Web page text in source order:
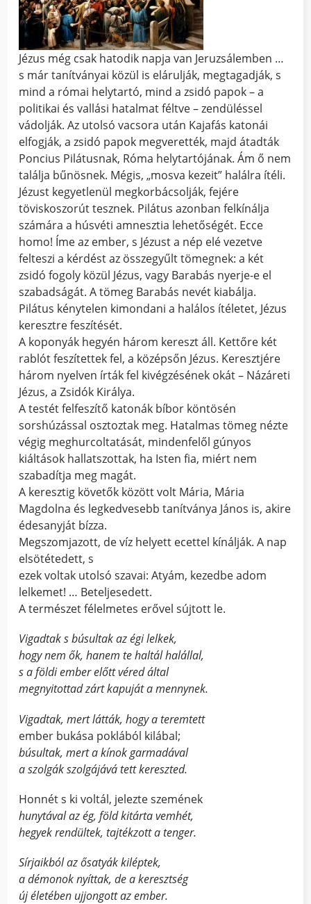
Jézus még csak hatodik napja van Jeruzsálemben …
s már tanítványai közül is elárulják, megtagadják, s
mind a római helytartó, mind a zsidó papok – a
politikai és vallási hatalmat féltve – zendüléssel
vádolják. Az utolsó vacsora után Kajafás katonái
elfogják, a zsidó papok megverették, majd átadták
Poncius Pilátusnak, Róma helytartójának. Ám ő nem
találja bűnösnek. Mégis, „mosva kezeit” halálra ítéli.
Jézust kegyetlenül megkorbácsolják, fejére
töviskoszorút tesznek. Pilátus azonban felkínálja
számára a húsvéti amnesztia lehetőségét. Ecce
homo! Íme az ember, s Jézust a nép elé vezetve
felteszi a kérdést az összegyűlt tömegnek: a két
zsidó fogoly közül Jézus, vagy Barabás nyerje-e el
szabadságát. A tömeg Barabás nevét kiabálja.
Pilátus kénytelen kimondani a halálos ítéletet, Jézus
keresztre feszítését.
A koponyák hegyén három kereszt áll. Kettőre két
rablót feszítettek fel, a középsőn Jézus. Keresztjére
három nyelven írták fel kivégzésének okát – Názáreti
Jézus, a Zsidók Királya.
A testét felfeszítő katonák bíbor köntösén
sorshúzással osztoztak meg. Hatalmas tömeg nézte
végig meghurcoltatását, mindenfelől gúnyos
kiáltások hallatszottak, ha Isten fia, miért nem
szabadítja meg magát.
A keresztig követők között volt Mária, Mária
Magdolna és legkedvesebb tanítványa János is, akire
édesanyját bízza.
Megszomjazott, de víz helyett ecettel kínálják. A nap
elsötétedett, s
ezek voltak utolsó szavai: Atyám, kezedbe adom
lelkemet! … Beteljesedett.
A természet félelmetes erővel sújtott le.
Vigadtak s búsultak az égi lelkek,
hogy nem ők, hanem te haltál halállal,
s a földi ember előtt véred által
megnyitottad zárt kapuját a mennynek.
Vigadtak, mert látták, hogy a teremtett
ember bukása poklából kilábal;
búsultak, mert a kínok garmadával
a szolgák szolgájává tett kereszted.
Honnét s ki voltál, jelezte szemének
hunytával az ég, föld kitárta vemhét,
hegyek rendültek, tajtékzott a tenger.
Sírjaikból az ősatyák kiléptek,
a démonok nyíttak, de a keresztség
új életében ujjongott az ember.